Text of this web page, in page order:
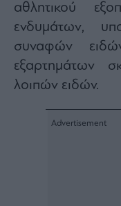
αθλητικού
ενδυμάτων,
συναφών
εξαρτημάτων
λοιπών ειδών.